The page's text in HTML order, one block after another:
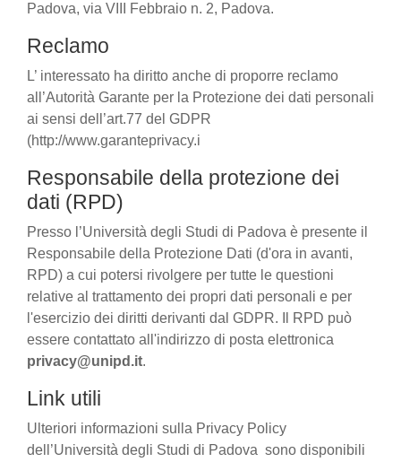
Padova, via VIII Febbraio n. 2, Padova.
Reclamo
L’ interessato ha diritto anche di proporre reclamo
all’Autorità Garante per la Protezione dei dati personali
ai sensi dell’art.77 del GDPR
(http://www.garanteprivacy.i
Responsabile della protezione dei
dati (RPD)
Presso l’Università degli Studi di Padova è presente il
Responsabile della Protezione Dati (d'ora in avanti,
RPD) a cui potersi rivolgere per tutte le questioni
relative al trattamento dei propri dati personali e per
l'esercizio dei diritti derivanti dal GDPR. Il RPD può
essere contattato all'indirizzo di posta elettronica
privacy@unipd.it.
Link utili
Ulteriori informazioni sulla Privacy Policy
dell’Università degli Studi di Padova sono disponibili